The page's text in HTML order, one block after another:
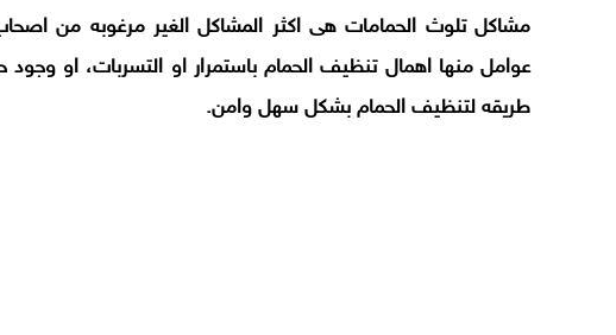
مشاكل تلوث الحمامات هى اكثر المشاكل الغير مرغوبه من
عوامل منها اهمال تنظيف الحمام باستمرار او التسربات، او
طريقه لتنظيف الحمام بشكل سهل وامن.